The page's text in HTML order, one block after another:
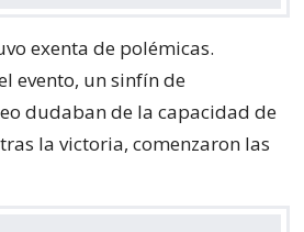
exenta de polémicas.
evento, un sinfín de
dudaban de la capacidad de
la victoria, comenzaron las